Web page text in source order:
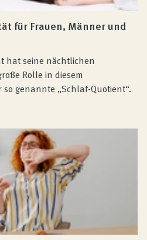
für Frauen, Männer und
hat seine nächtlichen
Rolle in diesem
genannte „Schlaf-Quotient“.